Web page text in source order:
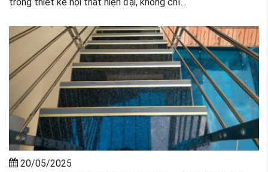
20/05/2025